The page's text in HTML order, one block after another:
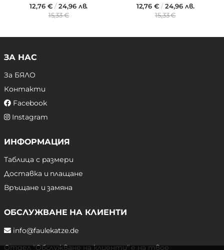
12,76 € /24,96 лв.
15,33 €
12,76 €/24,96 лв.
15,33 €
ЗА НАС
За БЯЛО
Контакти
Facebook
Instagram
ИНФОРМАЦИЯ
Таблица с размери
Доставка и плащане
Връщане и замяна
ОБСЛУЖВАНЕ НА КЛИЕНТИ
info@faulekatze.de
Отдел "Обслужване на клиенти" е на твое